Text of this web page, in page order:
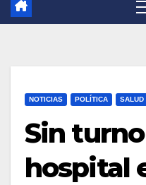
NOTICIAS POLÍTICA SALUD
Sin
hospital